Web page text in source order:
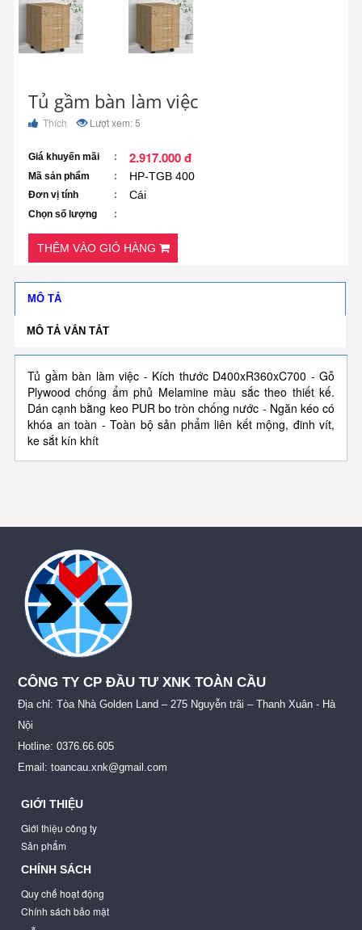
Tủ gầm bàn làm việc
Thích Lượt xem: 5
Giá khuyến mãi 2.917.000 đ
Mã sản phẩm HP-TGB 400
Đơn vị tính Cái
Chọn số lượng
THÊM VÀO GIỎ HÀNG
MÔ TẢ
MÔ TẢ VẮN TẮT
Tủ gầm bàn làm việc - Kích thước D400xR360xC700 - Gỗ
Plywood chống ẩm phủ Melamine màu sắc theo thiết kế.
Dán cạnh bằng keo PUR bo tròn chống nước - Ngăn kéo có
khóa an toàn - Toàn bộ sản phẩm liên kết mộng, đinh vít,
ke sắt kín khít
CÔNG TY CP ĐẦU TƯ XNK TOÀN CẦU
Địa chỉ: Tòa Nhà Golden Land – 275 Nguyễn trãi – Thanh Xuân - Hà
Nội
Hotline: 0376.66.605
Email: toancau.xnk@gmail.com
GIỚI THIỆU
Giới thiệu công ty
Sản phẩm
CHÍNH SÁCH
Quy chế hoạt động
Chính sách bảo mật